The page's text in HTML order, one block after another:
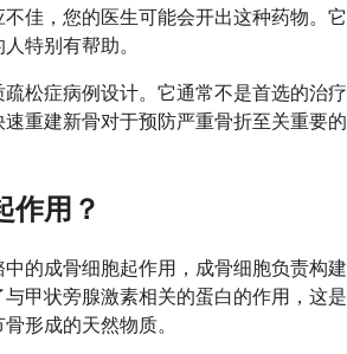
佳，您的医生可能会开出这种药物。它
特别有帮助。
松症病例设计。它通常不是首选的治疗
重建新骨对于预防严重骨折至关重要的
作用？
的成骨细胞起作用，成骨细胞负责构建
甲状旁腺激素相关的蛋白的作用，这是
形成的天然物质。